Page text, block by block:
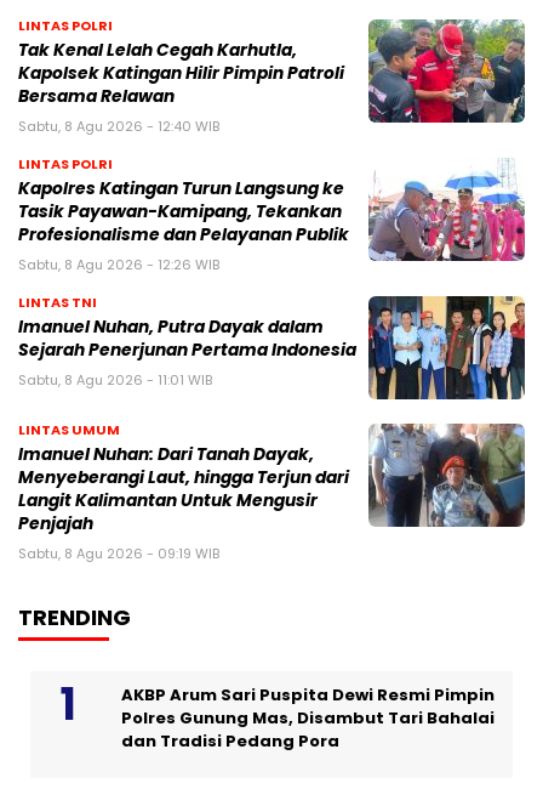
LINTAS POLRI
Tak Kenal Lelah Cegah Karhutla,
Kapolsek Katingan Hilir Pimpin Patroli
Bersama Relawan
Sabtu, 8 Agu 2026 - 12:40 WIB
LINTAS POLRI
Kapolres Katingan Turun Langsung ke
Tasik Payawan-Kamipang, Tekankan
Profesionalisme dan Pelayanan Publik
Sabtu, 8 Agu 2026 - 12:26 WIB
LINTAS TNI
Imanuel Nuhan, Putra Dayak dalam
Sejarah Penerjunan Pertama Indonesia
Sabtu, 8 Agu 2026 - 11:01 WIB
LINTAS UMUM
Imanuel Nuhan: Dari Tanah Dayak,
Menyeberangi Laut, hingga Terjun dari
Langit Kalimantan Untuk Mengusir
Penjajah
Sabtu, 8 Agu 2026 - 09:19 WIB
TRENDING
AKBP Arum Sari Puspita Dewi Resmi Pimpin
Polres Gunung Mas, Disambut Tari Bahalai
dan Tradisi Pedang Pora